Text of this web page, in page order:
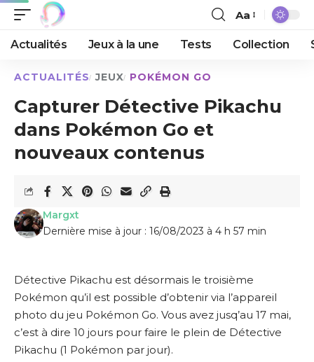
Aa
Actualités Jeux à la une Tests Collection
ACTUALITÉS JEUX POKÉMON GO
Capturer Détective Pikachu
dans Pokémon Go et
nouveaux contenus
Dernière mise à jour : 16/08/2023 à 4 h 57 min
Margxt
Détective Pikachu est désormais le troisième
Pokémon qu’il est possible d’obtenir via l’appareil
photo du jeu Pokémon Go. Vous avez jusq’au 17 mai,
c’est à dire 10 jours pour faire le plein de Détective
Pikachu (1 Pokémon par jour).